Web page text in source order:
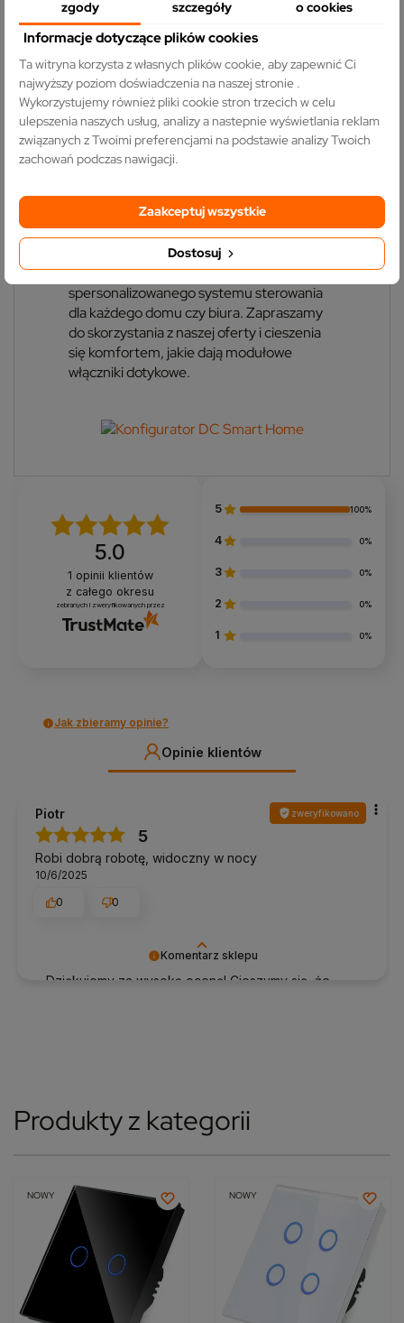
włączników światła oraz moduły
gniazdek 230 V
możemy sterować oświetleniem oraz
zasilaniem innych urządzeń w sposób
wygodny i intuicyjny. Co więcej, te moduły
można również kontrolować zdalnie,
poprzez Wifi lub ZigBee 2.4GHz, co
pozwala na jeszcze większą wygodę
użytkowania oraz zdalne zarządzanie
podłączonymi do gniazdek.
modułowych włączników
dotykowychumożliwia stworzenie
spersonalizowanego systemu sterowania
dla każdego domu czy biura. Zapraszamy
do skorzystania z naszej oferty i cieszenia
się komfortem, jakie dają modułowe
włączniki dotykowe.
5.0
1 opinii klientów
z całego okresu
zebranych i zweryfikowanych przez
5 100%
4 0%
3 0%
2 0%
1 0%
Jak zbieramy opinie?
Opinie klientów
Komentarz sklepu
Dziękujemy za wysoką ocenę! Cieszymy się, że
Piotr zweryfikowano
5
Robi dobrą robotę, widoczny w nocy
10/6/2025
0
0
Produkty z kategorii
NOWY NOWY
zgody szczegóły o cookies
Informacje dotyczące plików cookies
Ta witryna korzysta z własnych plików cookie, aby zapewnić Ci
najwyższy poziom doświadczenia na naszej stronie .
Wykorzystujemy również pliki cookie stron trzecich w celu
ulepszenia naszych usług, analizy a nastepnie wyświetlania reklam
związanych z Twoimi preferencjami na podstawie analizy Twoich
zachowań podczas nawigacji.
Dostosuj
Zaakceptuj wszystkie